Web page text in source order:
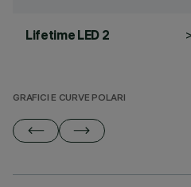
Lifetime LED 2
GRAFICI E CURVE POLARI